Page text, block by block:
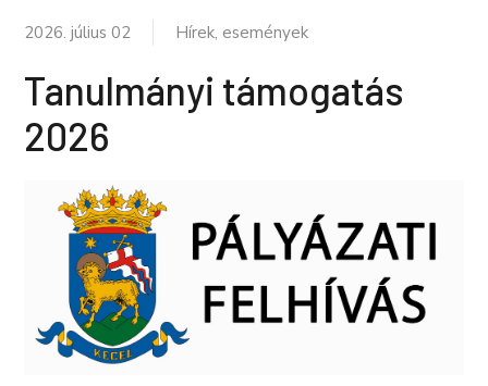
2026. július 02 Hírek, események
Tanulmányi támogatás
2026